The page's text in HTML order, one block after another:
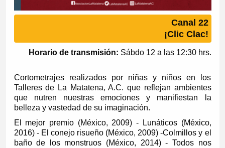
Canal 22
¡Clic Clac!
Horario de transmisión: Sábdo 12 a las 12:30 hrs.
Cortometrajes realizados por niñas y niños en los
Talleres de La Matatena, A.C. que reflejan ambientes
que nutren nuestras emociones y manifiestan la
belleza y vastedad de su imaginación.
El mejor premio (México, 2009) - Lunáticos (México,
2016) - El conejo risueño (México, 2009) -Colmillos y el
baño de los monstruos (México, 2014) - Todos nos